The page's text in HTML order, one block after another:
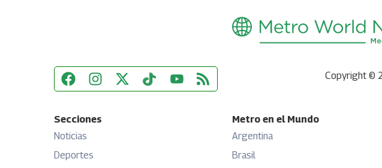
Copyright ©
Secciones
Noticias
Deportes
Metro en el Mundo
Argentina
Brasil